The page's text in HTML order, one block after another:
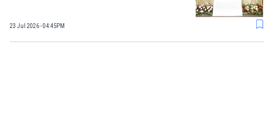
23 Jul 2026 - 04:45PM